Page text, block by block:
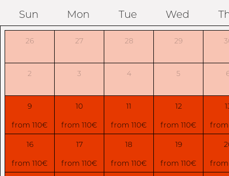
Sun Mon Tue Wed
26 27 28 29
2 3 4 5
9 10 11 12
from 110€ from 110€ from 110€ from 110€ from
16 17 18 19
from 110€ from 110€ from 110€ from 110€ from